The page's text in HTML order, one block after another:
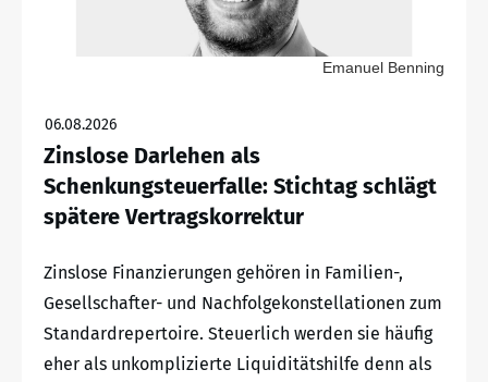
Emanuel Benning
06.08.2026
Zinslose Darlehen als
Schenkungsteuerfalle: Stichtag schlägt
spätere Vertragskorrektur
Zinslose Finanzierungen gehören in Familien-,
Gesellschafter- und Nachfolgekonstellationen zum
Standardrepertoire. Steuerlich werden sie häufig
eher als unkomplizierte Liquiditätshilfe denn als